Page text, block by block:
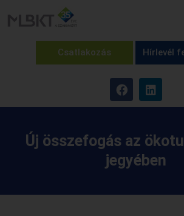
Csatlakozás Hírlevél
Új összefogás az
jegyében